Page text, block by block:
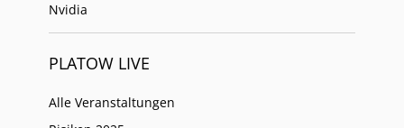
Nvidia
PLATOW LIVE
Alle Veranstaltungen